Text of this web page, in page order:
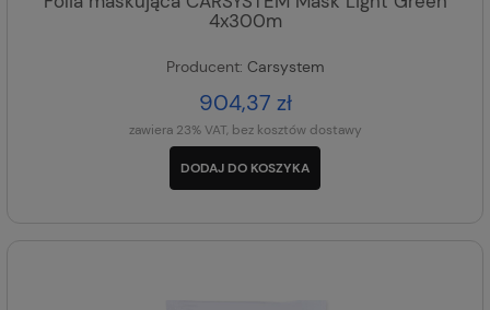
4x300m
Producent: Carsystem
904,37 zł
zawiera 23% VAT, bez kosztów dostawy
DODAJ DO KOSZYKA